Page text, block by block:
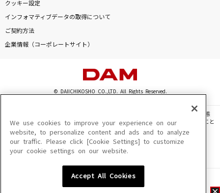
クッキー設定
インフォマティブデータの取得について
ご契約方法
企業情報（コーポレートサイト）
© DAIICHIKOSHO CO.,LTD. All Rights Reserved.
このサイトに掲載されている一切の文章・画像・写真・動画・音声等を、手段や形態
を問わず、著作権法の定める範囲を超えて無断で複製、転載、ファイル化などすること
を禁じます。
楽曲及びコンテンツは、機種によりご利用いただけない場合があります。
楽曲及びコンテンツの配信日、配信内容が変更になる場合があります。
We use cookies to improve your experience on our
website, to personalize content and ads and to analyze
our traffic. Please click [Cookie Settings] to customize
your cookie settings on our website.
Accept All Cookies